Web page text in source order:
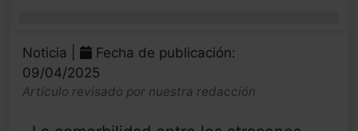
Noticia |
Fecha de publicación:
09/04/2025
Artículo revisado por nuestra redacción